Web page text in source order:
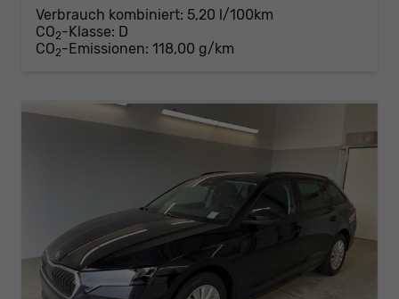
Verbrauch kombiniert: 5,20 l/100km
CO2-Klasse: D
CO2-Emissionen: 118,00 g/km